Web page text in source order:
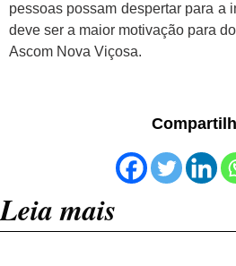
pessoas possam despertar para a
deve ser a maior motivação para
Ascom Nova Viçosa.
Leia mais